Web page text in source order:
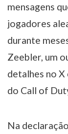
mensagens
jogadores
durante
Zeebler, um
detalhes no
do Call of
Na